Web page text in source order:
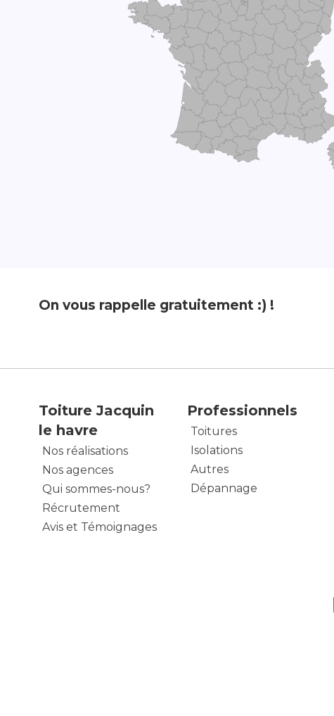
On vous rappelle gratuitement :) !
Toiture Jacquin
le havre
Nos réalisations
Nos agences
Qui sommes-nous?
Récrutement
Avis et Témoignages
Professionnels
Toitures
Isolations
Autres
Dépannage